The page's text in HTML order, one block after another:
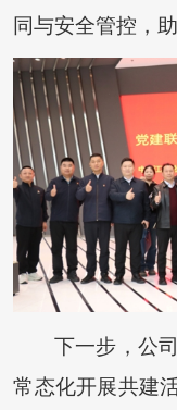
同与安全管控，
下一步，公
常态化开展共建